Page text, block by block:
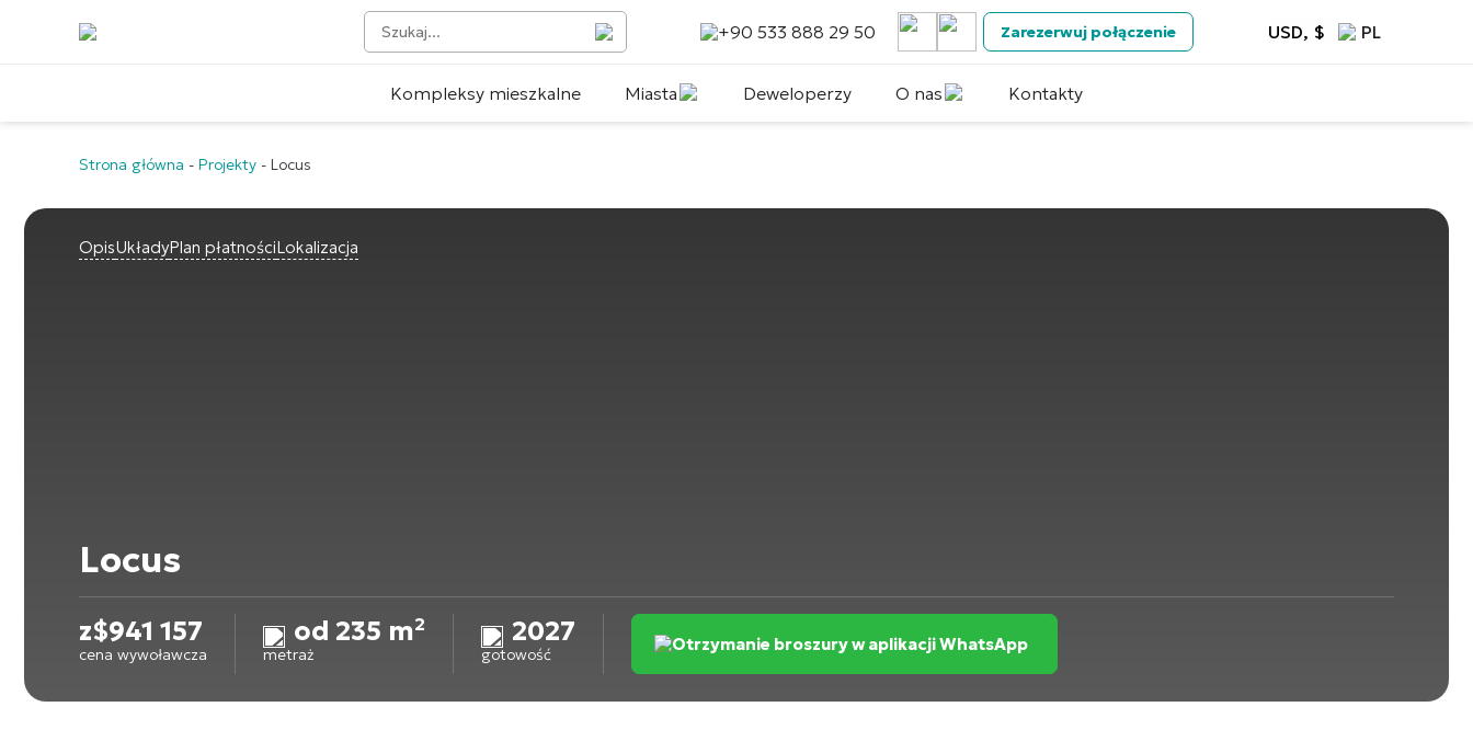
+90 533 888 29 50 Zarezerwuj połączenie USD, $ PL
Kompleksy mieszkalne Miasta Deweloperzy O nas Kontakty
Strona główna - Projekty - Locus
OpisUkładyPlan płatnościLokalizacja
Locus
z$941 157
cena wywoławcza
od 235 m²
metraż
2027
gotowość Otrzymanie broszury w aplikacji WhatsApp